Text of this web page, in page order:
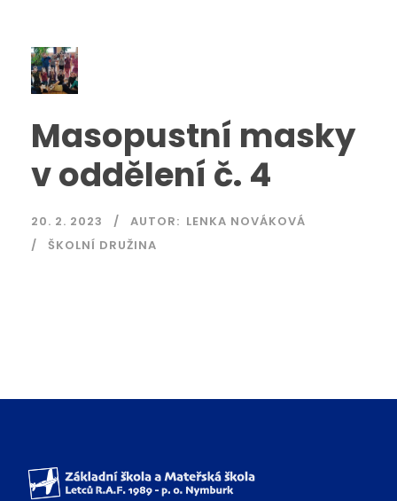
Masopustní masky
v oddělení č. 4
20. 2. 2023 AUTOR: LENKA NOVÁKOVÁ
ŠKOLNÍ DRUŽINA